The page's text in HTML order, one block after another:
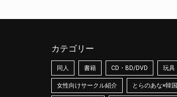
カテゴリー
同人 書籍 CD・BD/DVD 玩具
女性向けサークル紹介 とらのあな×韓国